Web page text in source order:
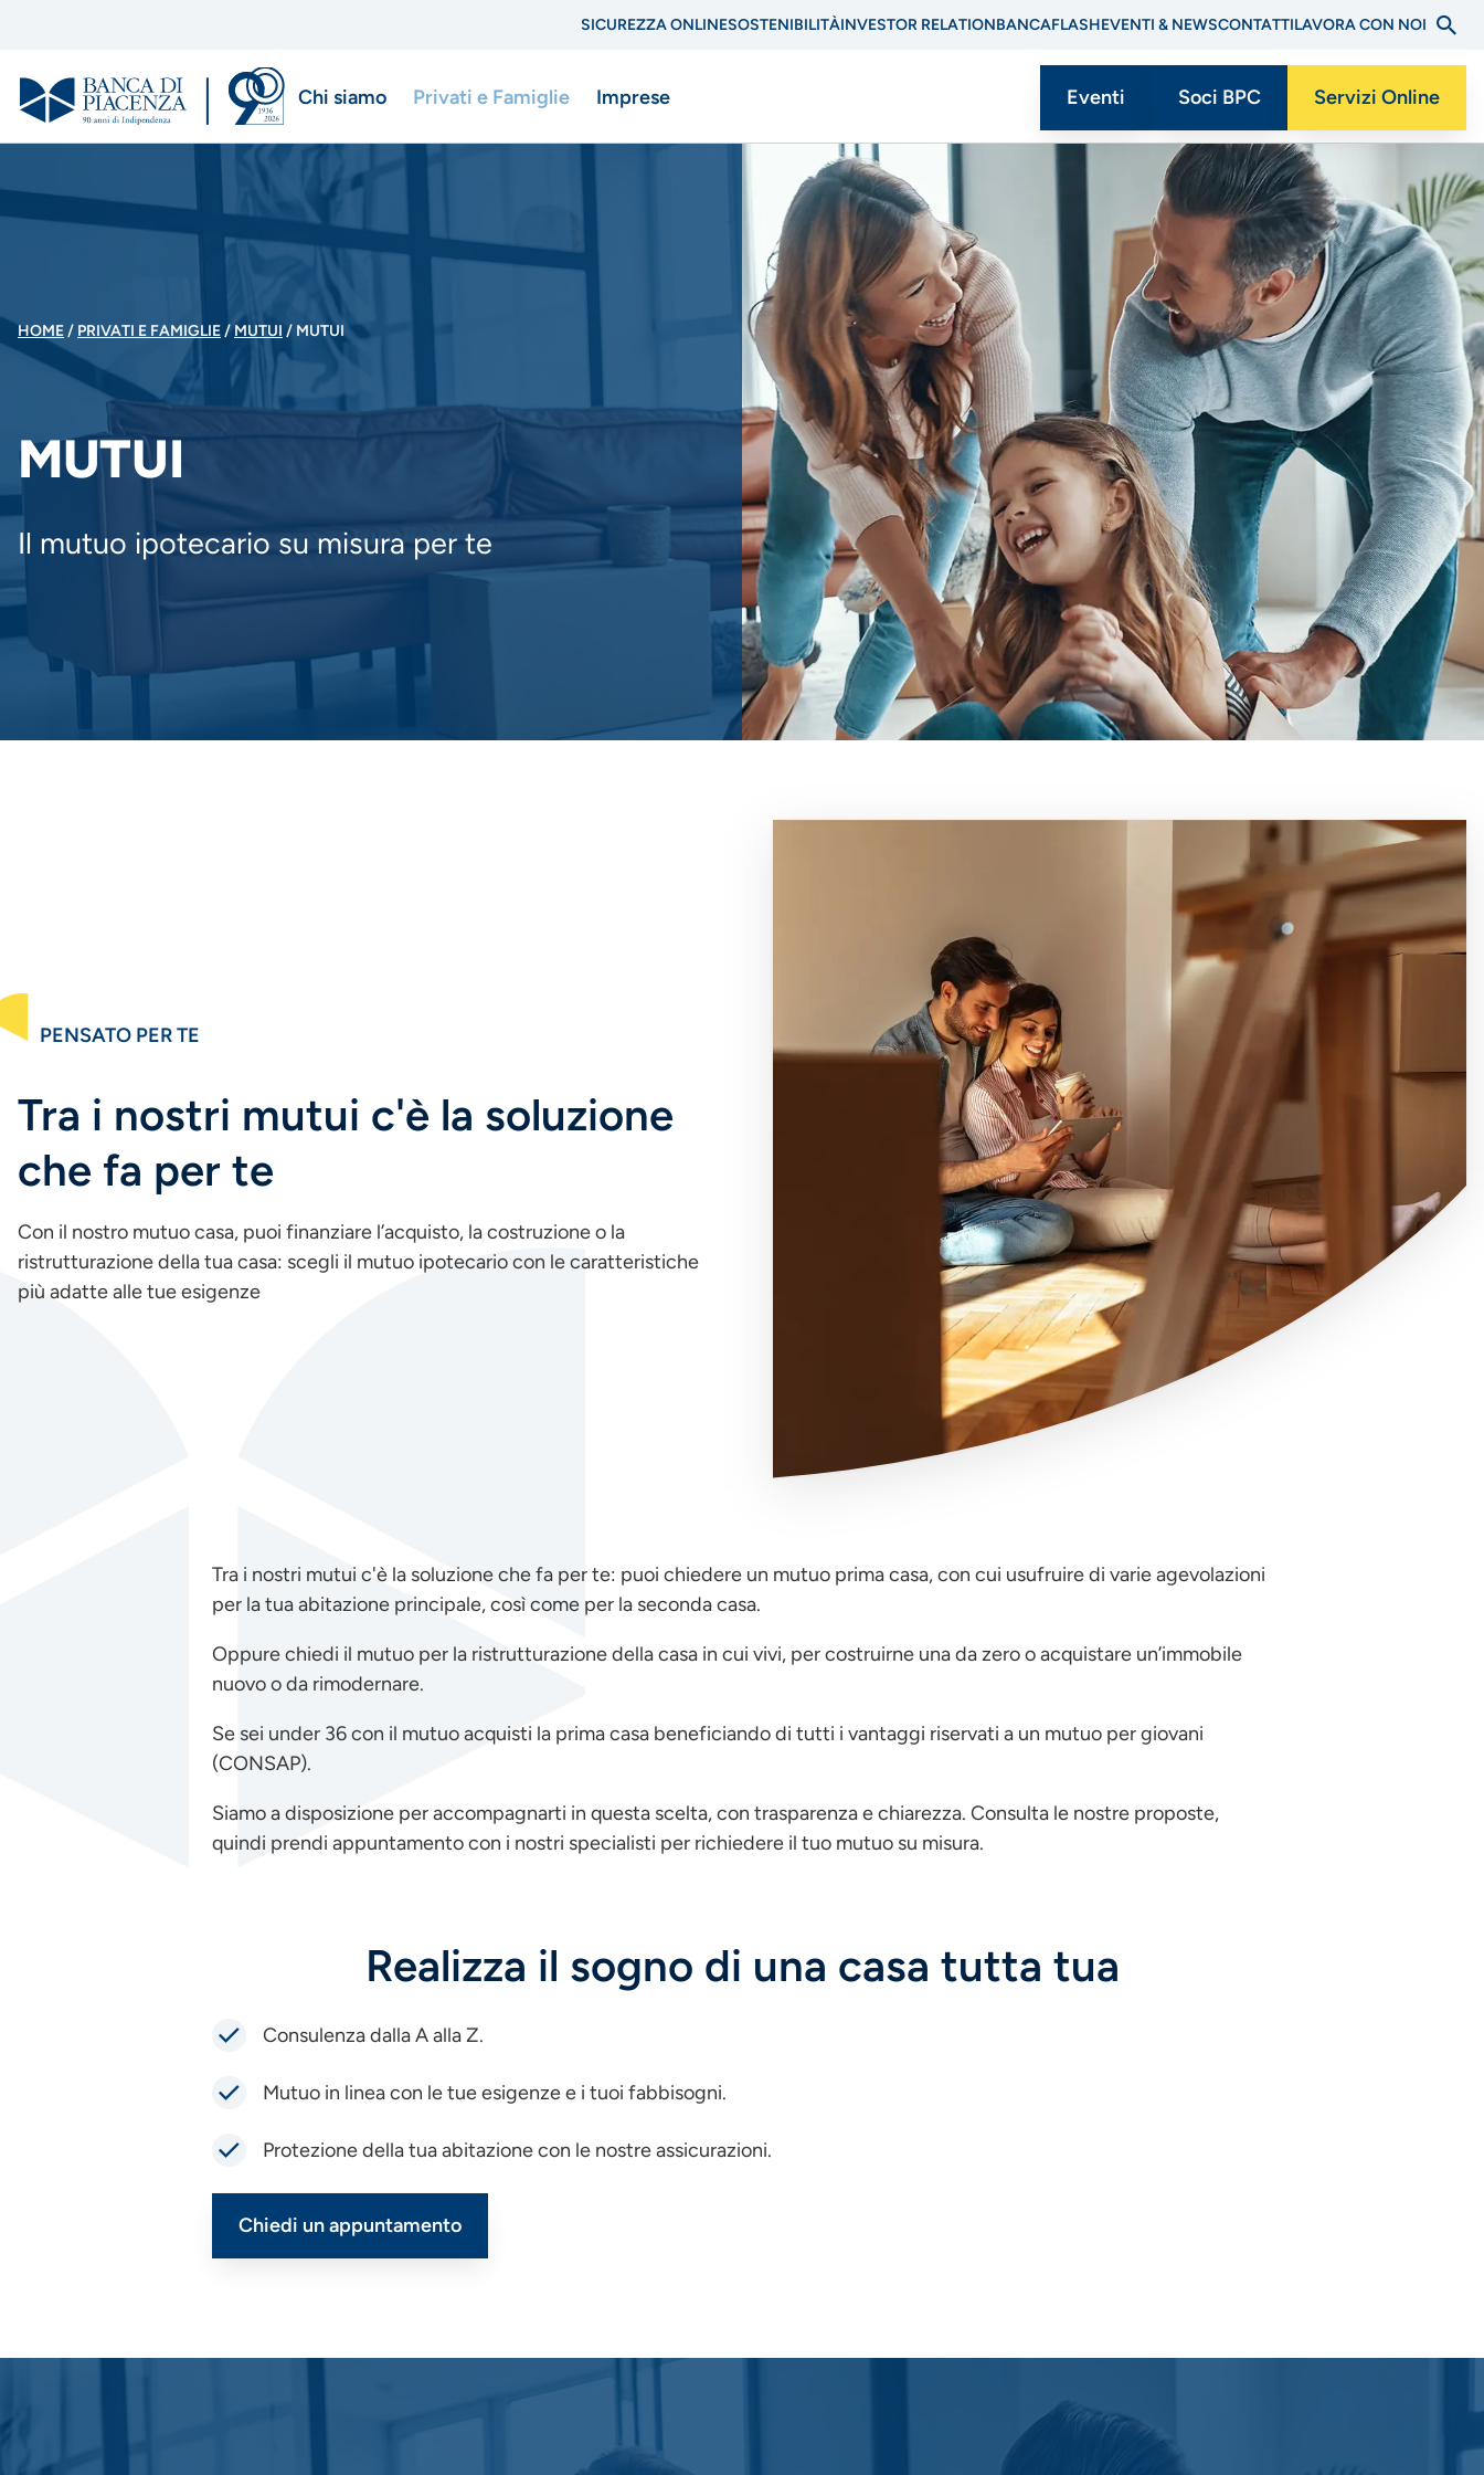
contenuto
principale
di
navigazione
servizio
SICUREZZA ONLINESOSTENIBILITÀINVESTOR RELATIONBANCAFLASHEVENTI & NEWSCONTATTILAVORA CON NOI
Menu
di
navigazione
principale
Chi siamo Privati e Famiglie Imprese
Menu
CTA
Eventi Soci BPC Servizi Online
BRICIOLE
PANE
HOME PRIVATI E FAMIGLIE MUTUI MUTUI
MUTUI
Il mutuo ipotecario su misura per te
PENSATO PER TE
Tra i nostri mutui c'è la soluzione
che fa per te
Con il nostro mutuo casa, puoi finanziare l’acquisto, la costruzione o la
ristrutturazione della tua casa: scegli il mutuo ipotecario con le caratteristiche
più adatte alle tue esigenze
Tra i nostri mutui c'è la soluzione che fa per te: puoi chiedere un mutuo prima casa, con cui usufruire di varie agevolazioni
per la tua abitazione principale, così come per la seconda casa.
Oppure chiedi il mutuo per la ristrutturazione della casa in cui vivi, per costruirne una da zero o acquistare un’immobile
nuovo o da rimodernare.
Se sei under 36 con il mutuo acquisti la prima casa beneficiando di tutti i vantaggi riservati a un mutuo per giovani
(CONSAP).
Siamo a disposizione per accompagnarti in questa scelta, con trasparenza e chiarezza. Consulta le nostre proposte,
quindi prendi appuntamento con i nostri specialisti per richiedere il tuo mutuo su misura.
Realizza il sogno di una casa tutta tua
Consulenza dalla A alla Z.
Mutuo in linea con le tue esigenze e i tuoi fabbisogni.
Protezione della tua abitazione con le nostre assicurazioni.
Chiedi un appuntamento